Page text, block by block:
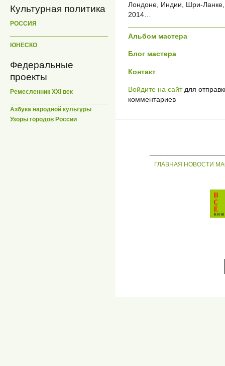
Культурная политика
РОССИЯ
ЮНЕСКО
Федеральные
проекты
Ремесленник XXI век
Азбука народной культуры
Узоры городов России
Лондоне, Индии, Шри-
2014…
Альбом мастера
Блог мастера
Контакт
Войдите на сайтдля
комментариев
ГЛАВНАЯ НОВОСТИ